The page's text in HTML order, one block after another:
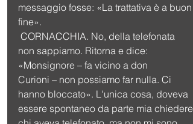
messaggio fosse: «La trattativa è a buon
fine».
non sappiamo. Ritorna e dice:
«Monsignore – fa vicino a don
Curioni – non possiamo far nulla. Ci
hanno bloccato». L'unica cosa, doveva
essere spontaneo da parte mia chiedere